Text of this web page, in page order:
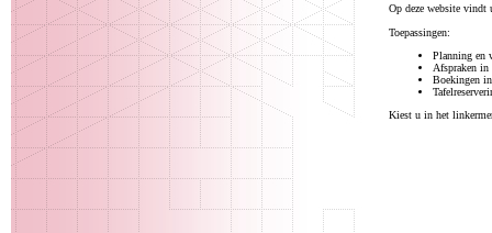
Op deze website vindt
Toepassingen:
Planning en
Afspraken in
Boekingen
Kiest u in het